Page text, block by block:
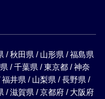
/ 秋田県 / 山形県 / 福島県
/ 千葉県 / 東京都 / 神奈
井県 / 山梨県 / 長野県 /
/ 滋賀県 / 京都府 / 大阪府